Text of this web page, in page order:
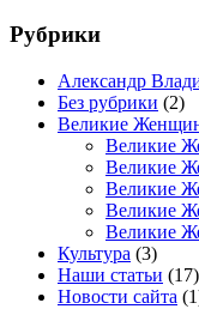
Рубрики
Александр
Без рубрики (2)
Великие
Великие
Великие
Великие
Великие
Великие
Культура (3)
Наши статьи (17)
Новости сайта